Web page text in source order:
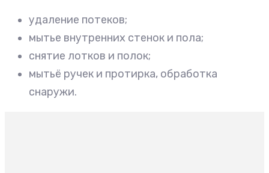
удаление потеков;
мытье внутренних стенок и пола;
снятие лотков и полок;
мытьё ручек и протирка, обработка
снаружи.